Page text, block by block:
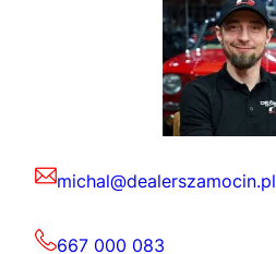
michal@dealerszamocin.pl
667 000 083